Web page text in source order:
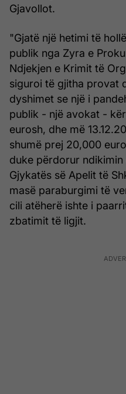
Gjavollot.
"Gjatë një hetimi të
publik nga Zyra e
Ndjekjen e Krimit të
siguroi të gjitha provat
dyshimet se një i
publik - një avokat -
eurosh, dhe më
shumë prej 20,000
duke përdorur
Gjykatës së Apelit të
masë paraburgimi të
cili atëherë ishte i
zbatimit të ligjit.